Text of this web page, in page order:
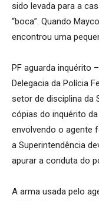
sido levada para a
“boca”. Quando
encontrou uma
PF aguarda inquérito
Delegacia da Polícia
setor de disciplina da
cópias do inquérito
envolvendo o agente
a Superintendência
apurar a conduta do
A arma usada pelo